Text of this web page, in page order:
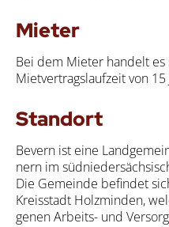
Mie­ter
Bei dem Mie­ter han­delt
Miet­ver­trags­lauf­zeit von
Stand­ort
Bevern ist eine
nern im
Die Gemein­de befin­det
Kreis­stadt Holz­min­den,
ge­nen Arbeits- und